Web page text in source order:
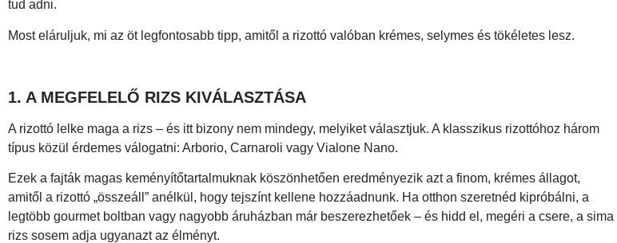
tud adni.
Most eláruljuk, mi az öt legfontosabb tipp, amitől a rizottó valóban krémes, selymes és tökéletes lesz.
1. A MEGFELELŐ RIZS KIVÁLASZTÁSA
A rizottó lelke maga a rizs – és itt bizony nem mindegy, melyiket választjuk. A klasszikus rizottóhoz három
típus közül érdemes válogatni: Arborio, Carnaroli vagy Vialone Nano.
Ezek a fajták magas keményítőtartalmuknak köszönhetően eredményezik azt a finom, krémes állagot,
amitől a rizottó „összeáll” anélkül, hogy tejszínt kellene hozzáadnunk. Ha otthon szeretnéd kipróbálni, a
legtöbb gourmet boltban vagy nagyobb áruházban már beszerezhetőek – és hidd el, megéri a csere, a sima
rizs sosem adja ugyanazt az élményt.